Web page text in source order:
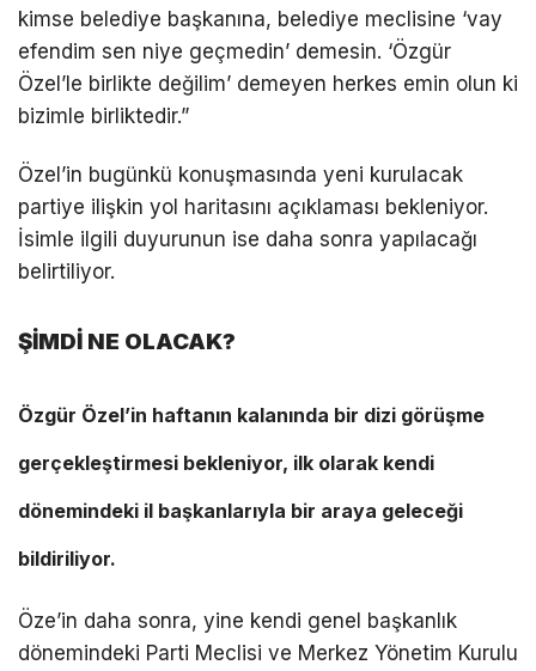
kimse belediye başkanına, belediye meclisine ‘vay
efendim sen niye geçmedin’ demesin. ‘Özgür
Özel’le birlikte değilim’ demeyen herkes emin olun ki
bizimle birliktedir.”
Özel’in bugünkü konuşmasında yeni kurulacak
partiye ilişkin yol haritasını açıklaması bekleniyor.
İsimle ilgili duyurunun ise daha sonra yapılacağı
belirtiliyor.
ŞİMDİ NE OLACAK?
Özgür Özel’in haftanın kalanında bir dizi görüşme
gerçekleştirmesi bekleniyor, ilk olarak kendi
dönemindeki il başkanlarıyla bir araya geleceği
bildiriliyor.
Öze’in daha sonra, yine kendi genel başkanlık
dönemindeki Parti Meclisi ve Merkez Yönetim Kurulu